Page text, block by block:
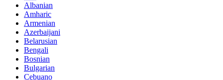
Albanian
Amharic
Armenian
Azerbaijani
Belarusian
Bengali
Bosnian
Bulgarian
Cebuano